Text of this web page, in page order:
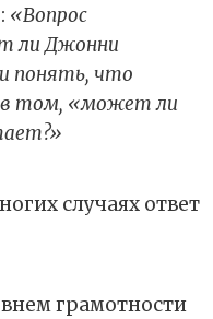
«Вопрос
ли Джонни
понять, что
в том, «может ли
случаях ответ
грамотности